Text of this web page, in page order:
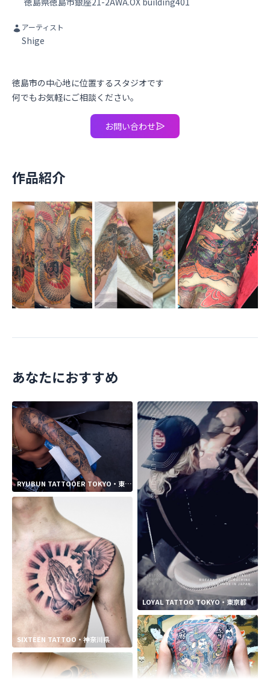
アーティスト
Shige
徳島市の中心地に位置するスタジオです
何でもお気軽にご相談ください。
お問い合わせ
作品紹介
あなたにおすすめ
RYUBUN TATTOOER TOKYO・東京
都
SIXTEEN TATTOO・神奈川県
LOYAL TATTOO TOKYO・東京都